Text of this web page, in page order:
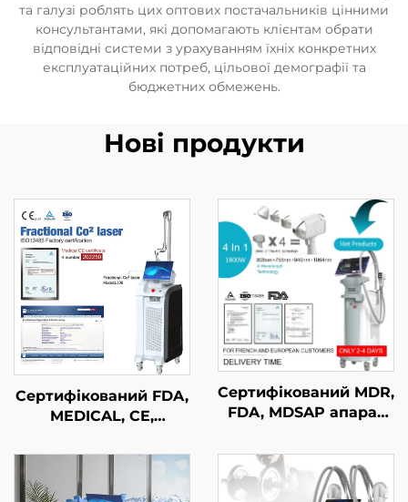
та галузі роблять цих оптових постачальників цінними
консультантами, які допомагають клієнтам обрати
відповідні системи з урахуванням їхніх конкретних
експлуатаційних потреб, цільової демографії та
бюджетних обмежень.
Нові продукти
Сертифікований FDA,
MEDICAL, CE,
фракційним лазером
CO₂
Сертифікований MDR,
FDA, MDSAP апарат
видалення волосся
типу «4 в 1» зі
змінними насадками